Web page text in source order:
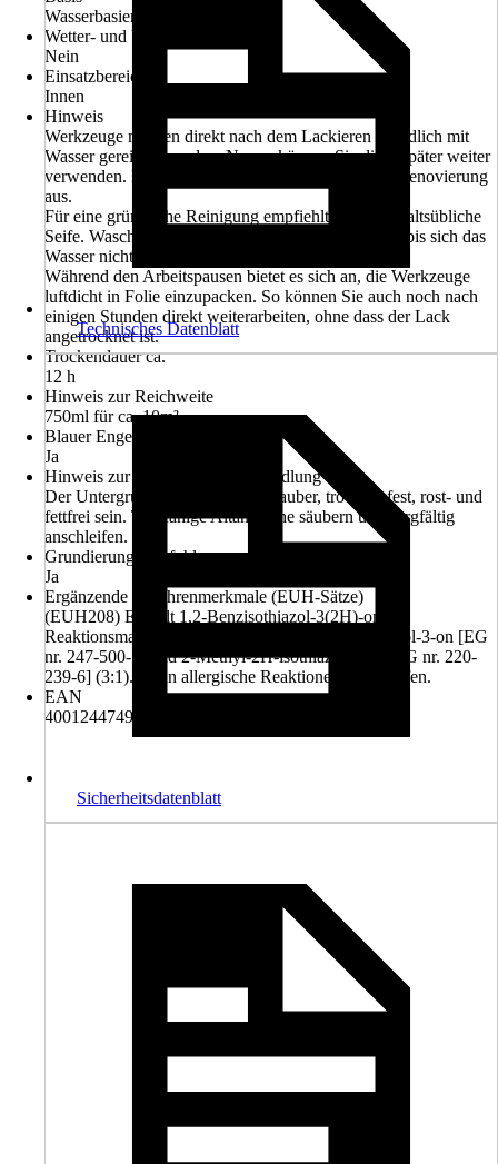
Wasserbasierend
Wetter- und UV-Beständigkeit
Nein
Einsatzbereich
Innen
Hinweis
Werkzeuge müssen direkt nach dem Lackieren gründlich mit
Wasser gereinigt werden. Nur so können Sie diese später weiter
verwenden. Das zahlt sich schon bei der nächsten Renovierung
aus.
Für eine gründliche Reinigung empfiehlt sich haushaltsübliche
Seife. Waschen Sie Pinsel, Roller, Bürsten etc. aus, bis sich das
Wasser nicht mehr verfärbt.
Während den Arbeitspausen bietet es sich an, die Werkzeuge
luftdicht in Folie einzupacken. So können Sie auch noch nach
einigen Stunden direkt weiterarbeiten, ohne dass der Lack
angetrocknet ist.
Trockendauer ca.
12 h
Hinweis zur Reichweite
750ml für ca. 10m²
Blauer Engel
Ja
Hinweis zur Untergrundvorbehandlung
Der Untergrund muss tragfähig, sauber, trocken, fest, rost- und
fettfrei sein. Tragfähige Altanstriche säubern und sorgfältig
anschleifen.
Grundierung empfohlen
Ja
Ergänzende Gefahrenmerkmale (EUH-Sätze)
(EUH208) Enthält 1,2-Benzisothiazol-3(2H)-on,
Reaktionsmasse aus: 5-Chlor-2-methyl-2H-isothiazol-3-on [EG
nr. 247-500-7] und 2-Methyl-2H-isothiazol-3-on [EG nr. 220-
239-6] (3:1). Kann allergische Reaktionen hervorrufen.
EAN
4001244749560
Technisches Datenblatt
Sicherheitsdatenblatt